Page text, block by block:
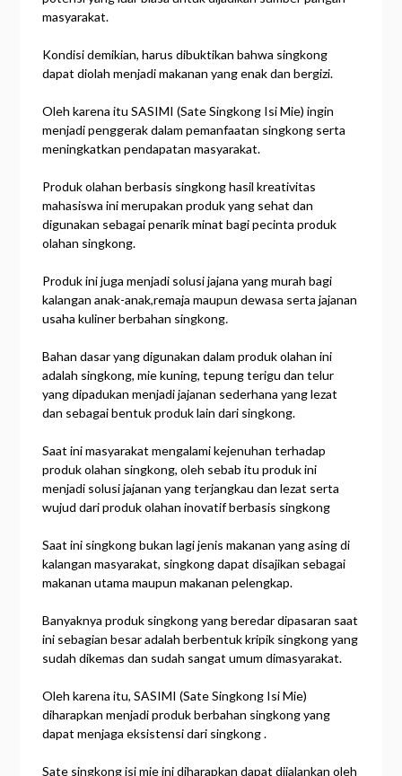
masyarakat.
Kondisi demikian, harus dibuktikan bahwa singkong
dapat diolah menjadi makanan yang enak dan bergizi.
Oleh karena itu SASIMI (Sate Singkong Isi Mie) ingin
menjadi penggerak dalam pemanfaatan singkong serta
meningkatkan pendapatan masyarakat.
Produk olahan berbasis singkong hasil kreativitas
mahasiswa ini merupakan produk yang sehat dan
digunakan sebagai penarik minat bagi pecinta produk
olahan singkong.
Produk ini juga menjadi solusi jajana yang murah bagi
kalangan anak-anak,remaja maupun dewasa serta jajanan
usaha kuliner berbahan singkong.
Bahan dasar yang digunakan dalam produk olahan ini
adalah singkong, mie kuning, tepung terigu dan telur
yang dipadukan menjadi jajanan sederhana yang lezat
dan sebagai bentuk produk lain dari singkong.
Saat ini masyarakat mengalami kejenuhan terhadap
produk olahan singkong, oleh sebab itu produk ini
menjadi solusi jajanan yang terjangkau dan lezat serta
wujud dari produk olahan inovatif berbasis singkong
Saat ini singkong bukan lagi jenis makanan yang asing di
kalangan masyarakat, singkong dapat disajikan sebagai
makanan utama maupun makanan pelengkap.
Banyaknya produk singkong yang beredar dipasaran saat
ini sebagian besar adalah berbentuk kripik singkong yang
sudah dikemas dan sudah sangat umum dimasyarakat.
Oleh karena itu, SASIMI (Sate Singkong Isi Mie)
diharapkan menjadi produk berbahan singkong yang
dapat menjaga eksistensi dari singkong .
Sate singkong isi mie ini diharapkan dapat dijalankan oleh